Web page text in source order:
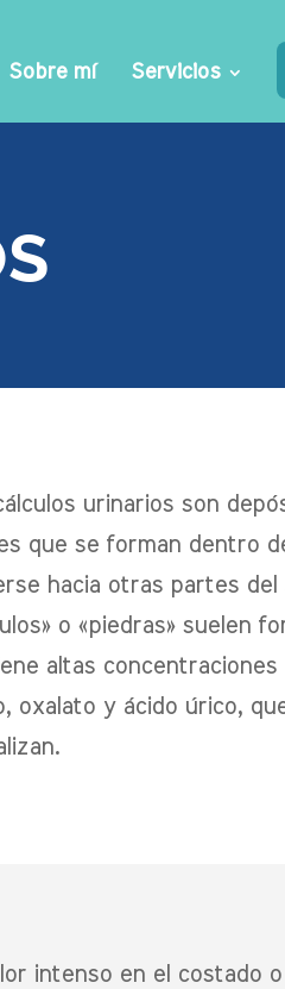
Sobre mí Servicios
urinarios son
que se forman dentro
hacia otras partes
o «piedras» suelen
altas concentraciones
oxalato y ácido úrico,
intenso en el costado